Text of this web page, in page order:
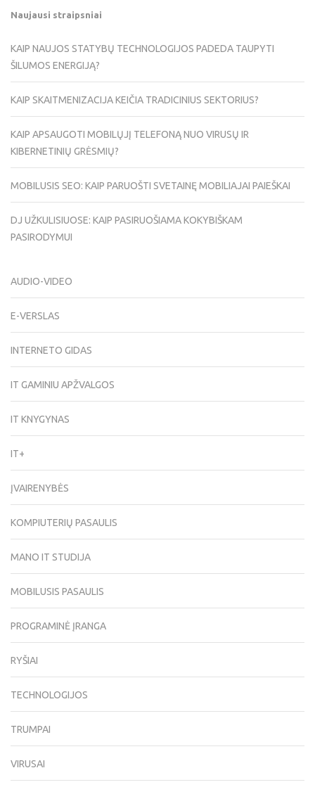
Naujausi straipsniai
KAIP NAUJOS STATYBŲ TECHNOLOGIJOS PADEDA TAUPYTI
ŠILUMOS ENERGIJĄ?
KAIP SKAITMENIZACIJA KEIČIA TRADICINIUS SEKTORIUS?
KAIP APSAUGOTI MOBILŲJĮ TELEFONĄ NUO VIRUSŲ IR
KIBERNETINIŲ GRĖSMIŲ?
MOBILUSIS SEO: KAIP PARUOŠTI SVETAINĘ MOBILIAJAI PAIEŠKAI
DJ UŽKULISIUOSE: KAIP PASIRUOŠIAMA KOKYBIŠKAM
PASIRODYMUI
AUDIO-VIDEO
E-VERSLAS
INTERNETO GIDAS
IT GAMINIU APŽVALGOS
IT KNYGYNAS
IT+
ĮVAIRENYBĖS
KOMPIUTERIŲ PASAULIS
MANO IT STUDIJA
MOBILUSIS PASAULIS
PROGRAMINĖ ĮRANGA
RYŠIAI
TECHNOLOGIJOS
TRUMPAI
VIRUSAI